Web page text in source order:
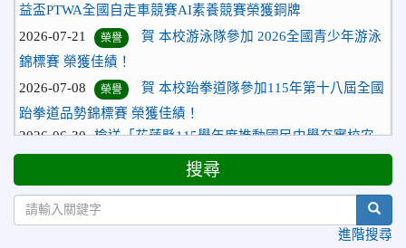
2026-07-21
榮譽
賀 本校游泳隊參加 2026全國青少年游泳
錦標賽 榮獲佳績！
2026-07-08
榮譽
跆拳道品勢錦標賽 榮獲佳績！
2026-06-30 檢送「花蓮縣115學年度推動國民中學充實校安
人力聯合甄選簡章」1份，敬請協助公告周知，請查照。
2026-06-29
榮譽
賀 本校跆拳道隊參加115年花蓮市「市長
盃」跆拳道錦標賽 榮獲佳績！
2026-06-16
賀 本校跆拳道隊參加115年第三十三屆全
搜尋
進階搜尋